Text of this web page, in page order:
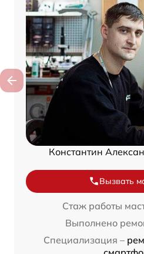
Константин
Вызвать
Стаж работы
Выполнено
Специализация –